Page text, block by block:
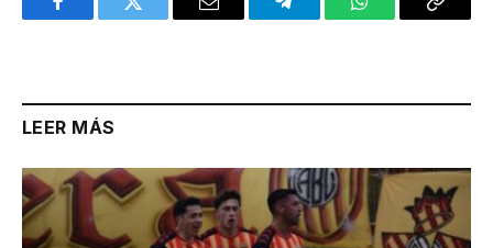
FacebookTwitter Email TelegramWhatsAppCopy
LEER MÁS